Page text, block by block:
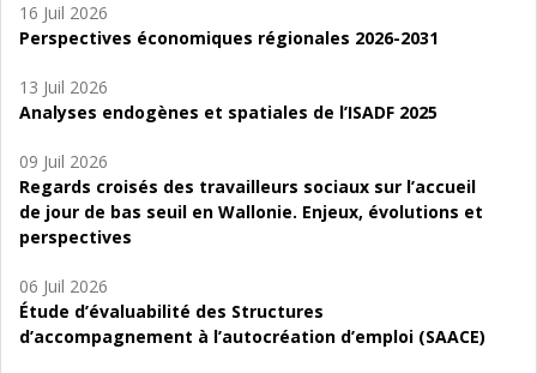
16 Juil 2026
Perspectives économiques régionales 2026-2031
13 Juil 2026
Analyses endogènes et spatiales de l’ISADF 2025
09 Juil 2026
Regards croisés des travailleurs sociaux sur l’accueil
de jour de bas seuil en Wallonie. Enjeux, évolutions et
perspectives
06 Juil 2026
Étude d’évaluabilité des Structures
d’accompagnement à l’autocréation d’emploi (SAACE)